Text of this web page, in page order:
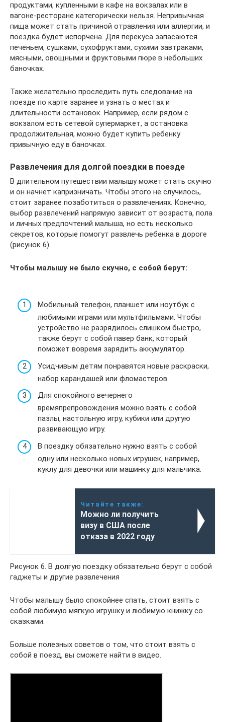
продуктами, купленными в кафе на вокзалах или в
вагоне-ресторане категорически нельзя. Непривычная
пища может стать причиной отравления или аллергии, и
поездка будет испорчена. Для перекуса запасаются
печеньем, сушками, сухофруктами, сухими завтраками,
мясными, овощными и фруктовыми пюре в небольших
баночках.
Также желательно проследить путь следование на
поезде по карте заранее и узнать о местах и
длительности остановок. Например, если рядом с
вокзалом есть сетевой супермаркет, а остановка
продолжительная, можно будет купить ребенку
привычную еду в баночках.
Развлечения для долгой поездки в поезде
В длительном путешествии малышу может стать скучно
и он начнет капризничать. Чтобы этого не случилось,
стоит заранее позаботиться о развлечениях. Конечно,
выбор развлечений напрямую зависит от возраста, пола
и личных предпочтений малыша, но есть несколько
секретов, которые помогут развлечь ребенка в дороге
(рисунок 6).
Чтобы малышу не было скучно, с собой берут:
Мобильный телефон, планшет или ноутбук с
любимыми играми или мультфильмами. Чтобы
устройство не разрядилось слишком быстро,
также берут с собой павер банк, который
поможет вовремя зарядить аккумулятор.
Усидчивым детям понравятся новые раскраски,
набор карандашей или фломастеров.
Для спокойного вечернего
времяпрепровождения можно взять с собой
пазлы, настольную игру, кубики или другую
развивающую игру.
В поездку обязательно нужно взять с собой
одну или несколько новых игрушек, например,
куклу для девочки или машинку для мальчика.
Читайте также:
Можно ли получить
визу в США после
отказа в 2022 году
Рисунок 6. В долгую поездку обязательно берут с собой
гаджеты и другие развлечения
Чтобы малышу было спокойнее спать, стоит взять с
собой любимую мягкую игрушку и любимую книжку со
сказками.
Больше полезных советов о том, что стоит взять с
собой в поезд, вы сможете найти в видео.